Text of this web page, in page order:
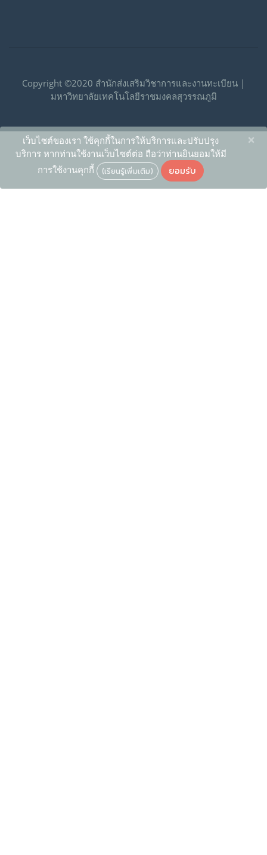
Copyright ©2020 สำนักส่งเสริมวิชาการและงานทะเบียน |
มหาวิทยาลัยเทคโนโลยีราชมงคลสุวรรณภูมิ
เว็บไซต์ของเรา ใช้คุกกี้ในการให้บริการและปรับปรุง
บริการ หากท่านใช้งานเว็บไซต์ต่อ ถือว่าท่านยินยอมให้มี
การใช้งานคุกกี้ (เรียนรู้เพิ่มเติม) ยอมรับ
×